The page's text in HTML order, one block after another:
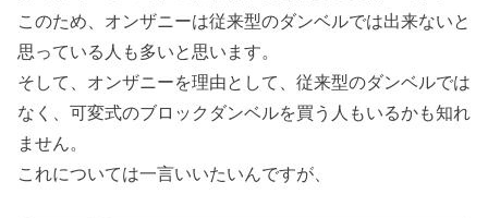
このため、オンザニーは従来型のダンベルでは出来ないと
思っている人も多いと思います。
そして、オンザニーを理由として、従来型のダンベルでは
なく、可変式のブロックダンベルを買う人もいるかも知れ
ません。
これについては一言いいたいんですが、